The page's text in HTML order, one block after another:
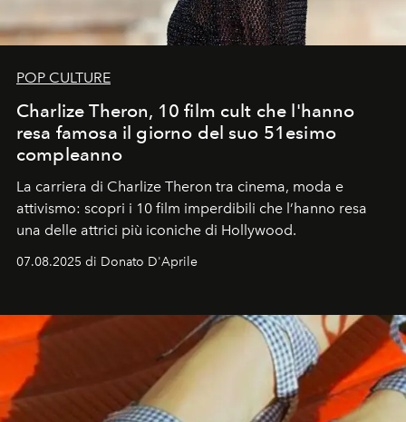
POP CULTURE
Charlize Theron, 10 film cult che l'hanno
resa famosa il giorno del suo 51esimo
compleanno
La carriera di Charlize Theron tra cinema, moda e
attivismo: scopri i 10 film imperdibili che l’hanno resa
una delle attrici più iconiche di Hollywood.
07.08.2025 di Donato D'Aprile